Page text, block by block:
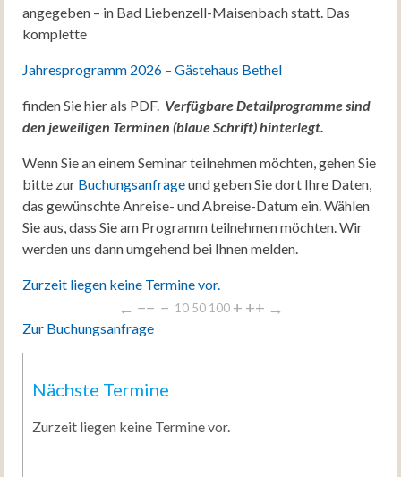
angegeben – in Bad Liebenzell-Maisenbach statt. Das
komplette
Jahresprogramm 2026 – Gästehaus Bethel
finden Sie hier als PDF. Verfügbare Detailprogramme sind
den jeweiligen Terminen (blaue Schrift) hinterlegt.
Wenn Sie an einem Seminar teilnehmen möchten, gehen Sie
bitte zur Buchungsanfrageund geben Sie dort Ihre Daten,
das gewünschte Anreise- und Abreise-Datum ein. Wählen
Sie aus, dass Sie am Programm teilnehmen möchten. Wir
werden uns dann umgehend bei Ihnen melden.
Zurzeit liegen keine Termine vor.
← −− − 10 50 100 + ++ →
Zur Buchungsanfrage
Nächste Termine
Zurzeit liegen keine Termine vor.